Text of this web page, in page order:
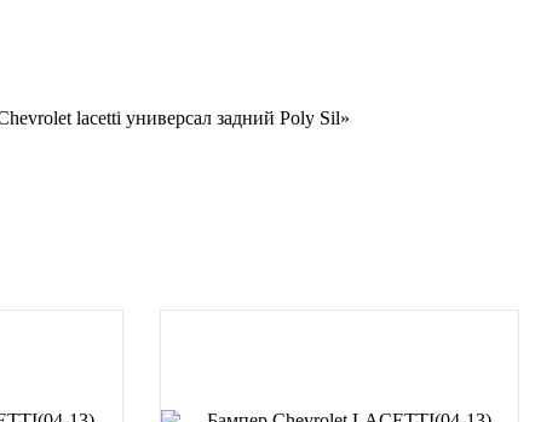
lacetti универсал задний Poly Sil»